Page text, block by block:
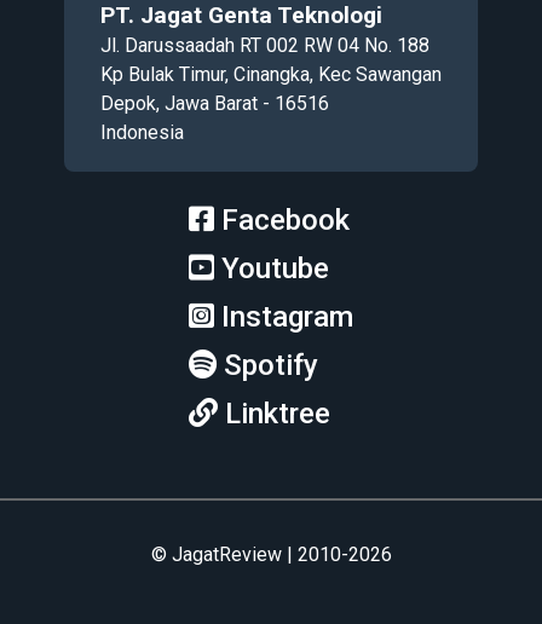
PT. Jagat Genta Teknologi
Jl. Darussaadah RT 002 RW 04 No. 188
Kp Bulak Timur, Cinangka, Kec Sawangan
Depok, Jawa Barat - 16516
Indonesia
Facebook
Youtube
Instagram
Spotify
Linktree
© JagatReview | 2010-2026